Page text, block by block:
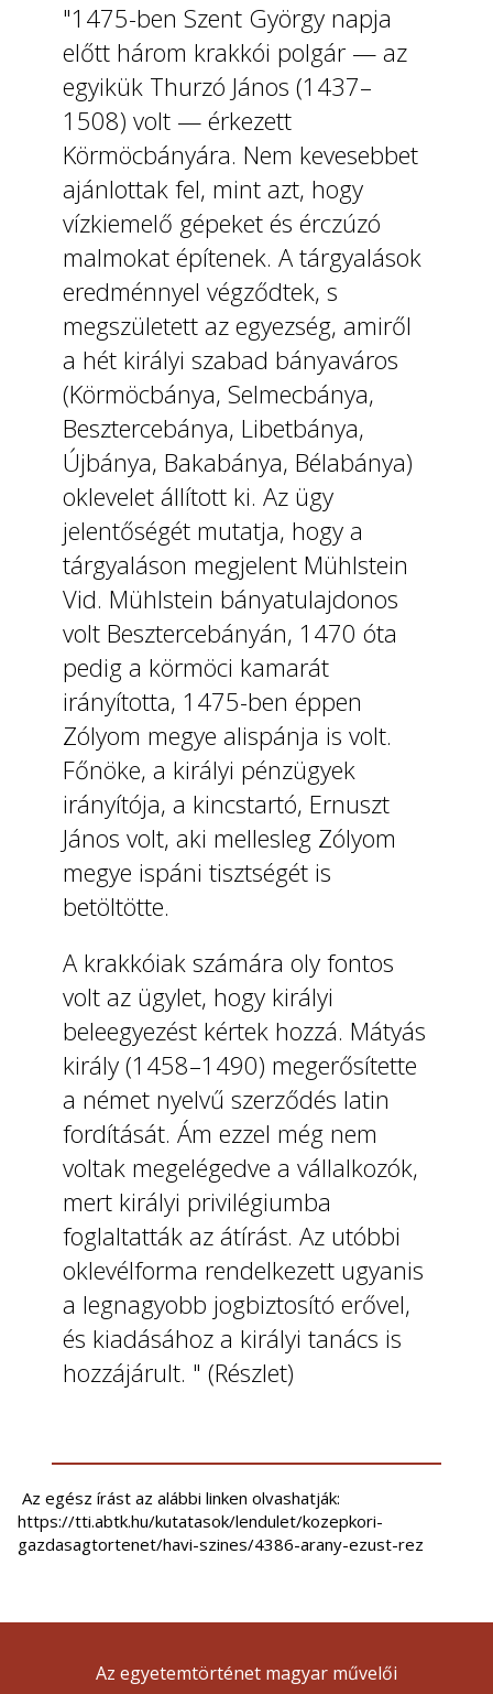
"1475-ben Szent György napja
előtt három krakkói polgár — az
egyikük Thurzó János (1437–
1508) volt — érkezett
Körmöcbányára. Nem kevesebbet
ajánlottak fel, mint azt, hogy
vízkiemelő gépeket és érczúzó
malmokat építenek. A tárgyalások
eredménnyel végződtek, s
megszületett az egyezség, amiről
a hét királyi szabad bányaváros
(Körmöcbánya, Selmecbánya,
Besztercebánya, Libetbánya,
Újbánya, Bakabánya, Bélabánya)
oklevelet állított ki. Az ügy
jelentőségét mutatja, hogy a
tárgyaláson megjelent Mühlstein
Vid. Mühlstein bányatulajdonos
volt Besztercebányán, 1470 óta
pedig a körmöci kamarát
irányította, 1475-ben éppen
Zólyom megye alispánja is volt.
Főnöke, a királyi pénzügyek
irányítója, a kincstartó, Ernuszt
János volt, aki mellesleg Zólyom
megye ispáni tisztségét is
betöltötte.
A krakkóiak számára oly fontos
volt az ügylet, hogy királyi
beleegyezést kértek hozzá. Mátyás
király (1458–1490) megerősítette
a német nyelvű szerződés latin
fordítását. Ám ezzel még nem
voltak megelégedve a vállalkozók,
mert királyi privilégiumba
foglaltatták az átírást. Az utóbbi
oklevélforma rendelkezett ugyanis
a legnagyobb jogbiztosító erővel,
és kiadásához a királyi tanács is
hozzájárult. " (Részlet)
Az egész írást az alábbi linken olvashatják:
https://tti.abtk.hu/kutatasok/lendulet/kozepkori-
gazdasagtortenet/havi-szines/4386-arany-ezust-rez
Az egyetemtörténet magyar művelői